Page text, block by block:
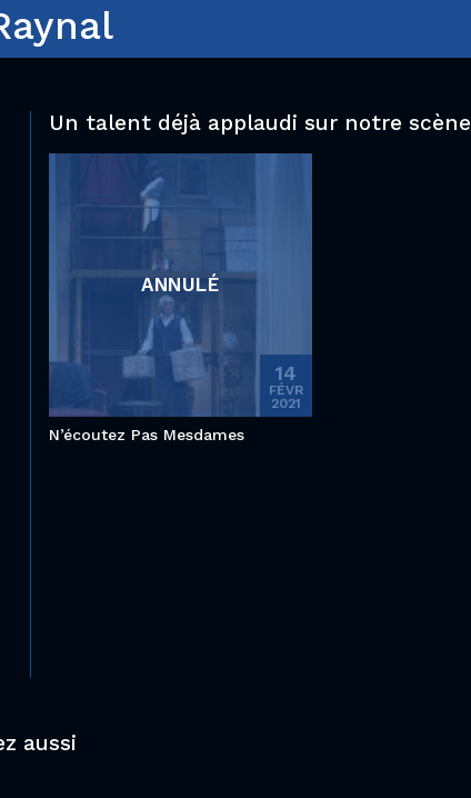
Un talent déjà applaudi sur notre scène
ANNULÉ
14
FÉVR
2021
N’écoutez Pas Mesdames
aussi